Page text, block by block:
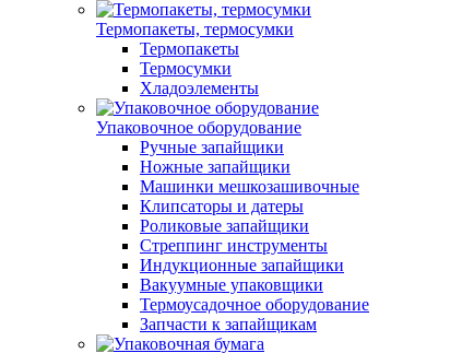
Термопакеты, термосумки
Термопакеты
Термосумки
Хладоэлементы
Упаковочное оборудование
Ручные запайщики
Ножные запайщики
Машинки мешкозашивочные
Клипсаторы и датеры
Роликовые запайщики
Стреппинг инструменты
Индукционные запайщики
Вакуумные упаковщики
Термоусадочное оборудование
Запчасти к запайщикам